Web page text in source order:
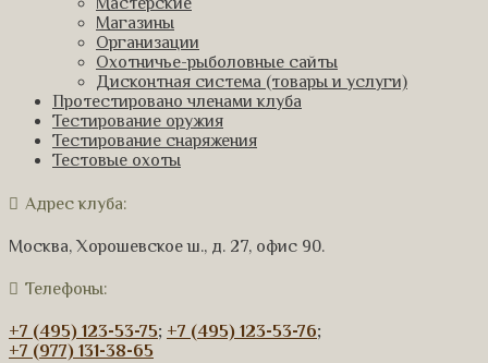
Магазины
Организации
Охотничье-рыболовные сайты
Дисконтная система (товары и услуги)
Протестировано членами клуба
Тестирование оружия
Тестирование снаряжения
Тестовые охоты
Адрес клуба:
Москва, Хорошевское ш., д. 27, офис 90.
Телефоны:
+7 (495) 123-53-75; +7 (495) 123-53-76;
+7 (977) 131-38-65